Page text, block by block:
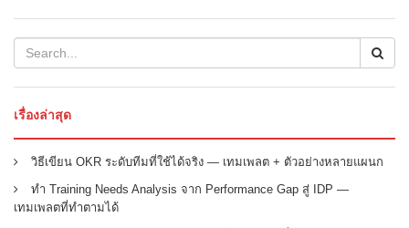
เรื่องล่าสุด
วิธีเขียน OKR ระดับทีมที่ใช้ได้จริง — เทมเพลต + ตัวอย่างหลายแผนก
ทำ Training Needs Analysis จาก Performance Gap สู่ IDP —
เทมเพลตที่ทำตามได้